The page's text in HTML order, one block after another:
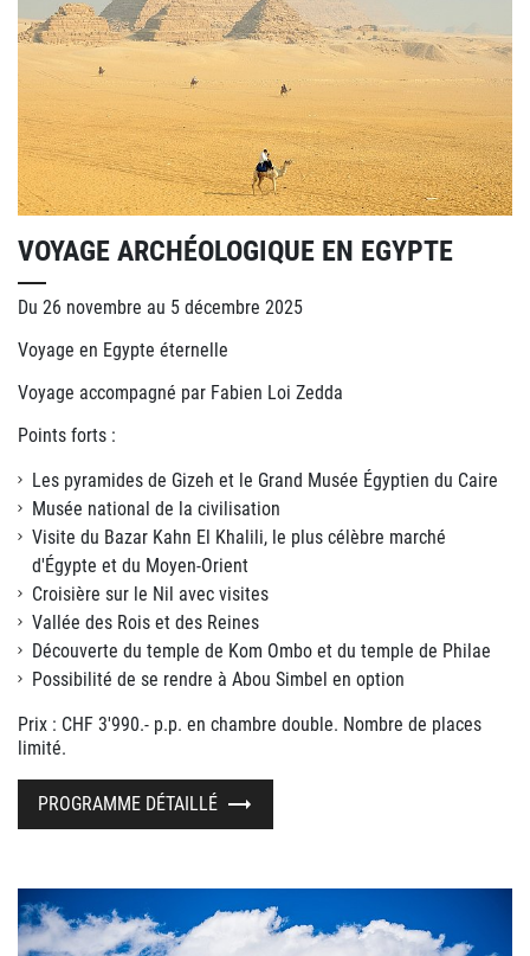
VOYAGE ARCHÉOLOGIQUE EN EGYPTE
Du 26 novembre au 5 décembre 2025
Voyage en Egypte éternelle
Voyage accompagné par Fabien Loi Zedda
Points forts :
Les pyramides de Gizeh et le Grand Musée Égyptien du Caire
Musée national de la civilisation
Visite du Bazar Kahn El Khalili, le plus célèbre marché
d'Égypte et du Moyen-Orient
Croisière sur le Nil avec visites
Vallée des Rois et des Reines
Découverte du temple de Kom Ombo et du temple de Philae
Possibilité de se rendre à Abou Simbel en option
Prix : CHF 3'990.- p.p. en chambre double. Nombre de places
limité.
PROGRAMME DÉTAILLÉ